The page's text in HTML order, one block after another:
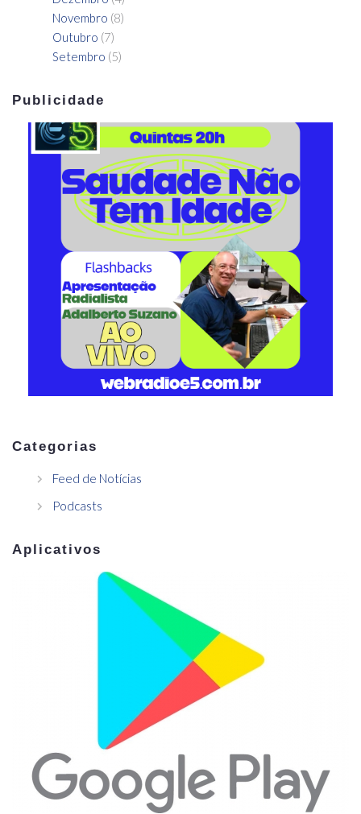
Novembro (8)
Outubro (7)
Setembro (5)
Publicidade
Categorias
Feed de Notícias
Podcasts
Aplicativos